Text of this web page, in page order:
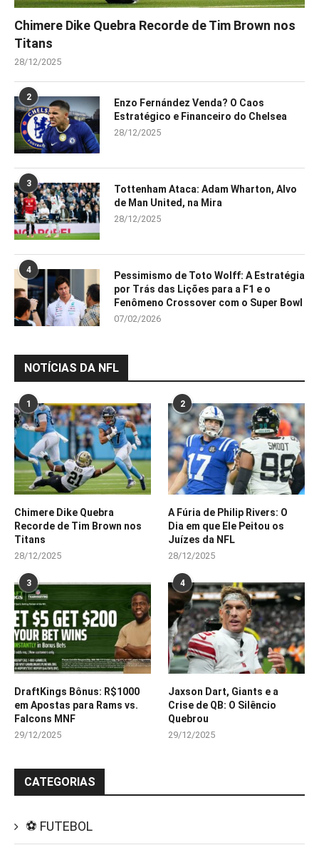
Chimere Dike Quebra Recorde de Tim Brown nos
Titans
28/12/2025
2
Enzo Fernández Venda? O Caos
Estratégico e Financeiro do Chelsea
28/12/2025
3
Tottenham Ataca: Adam Wharton, Alvo
de Man United, na Mira
28/12/2025
4
Pessimismo de Toto Wolff: A Estratégia
por Trás das Lições para a F1 e o
Fenômeno Crossover com o Super Bowl
07/02/2026
NOTÍCIAS DA NFL
1
Chimere Dike Quebra
Recorde de Tim Brown nos
Titans
28/12/2025
2
A Fúria de Philip Rivers: O
Dia em que Ele Peitou os
Juízes da NFL
28/12/2025
3
DraftKings Bônus: R$1000
em Apostas para Rams vs.
Falcons MNF
29/12/2025
4
Jaxson Dart, Giants e a
Crise de QB: O Silêncio
Quebrou
29/12/2025
CATEGORIAS
⚽ FUTEBOL